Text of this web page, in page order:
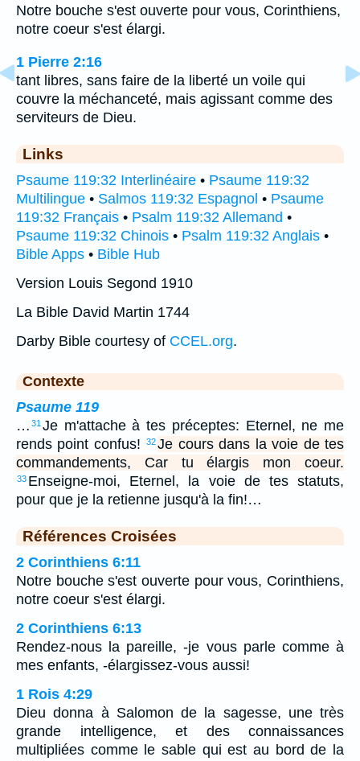
Notre bouche s'est ouverte pour vous, Corinthiens,
notre coeur s'est élargi.
1 Pierre 2:16
tant libres, sans faire de la liberté un voile qui
couvre la méchanceté, mais agissant comme des
serviteurs de Dieu.
Links
Psaume 119:32 Interlinéaire • Psaume 119:32
Multilingue • Salmos 119:32 Espagnol • Psaume
119:32 Français • Psalm 119:32 Allemand •
Psaume 119:32 Chinois • Psalm 119:32 Anglais •
Bible Apps • Bible Hub
Version Louis Segond 1910
La Bible David Martin 1744
Darby Bible courtesy of CCEL.org.
Contexte
Psaume 119
… 31 Je m'attache à tes préceptes: Eternel, ne me
rends point confus!
32Je cours dans la voie de tes
commandements, Car tu élargis mon coeur.
33 Enseigne-moi, Eternel, la voie de tes statuts,
pour que je la retienne jusqu'à la fin!…
Références Croisées
2 Corinthiens 6:11
Notre bouche s'est ouverte pour vous, Corinthiens,
notre coeur s'est élargi.
2 Corinthiens 6:13
Rendez-nous la pareille, -je vous parle comme à
mes enfants, -élargissez-vous aussi!
1 Rois 4:29
Dieu donna à Salomon de la sagesse, une très
grande intelligence, et des connaissances
multipliées comme le sable qui est au bord de la